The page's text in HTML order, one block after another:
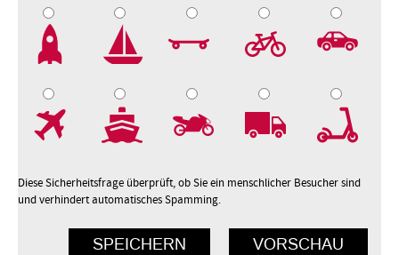
Diese Sicherheitsfrage überprüft, ob Sie ein menschlicher Besucher sind
und verhindert automatisches Spamming.